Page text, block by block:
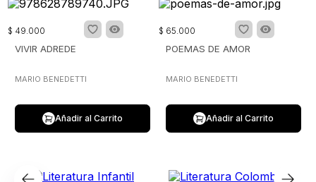
$ 49.000
VIVIR ADREDE
MARIO BENEDETTI
Añadir al Carrito
$ 65.000
POEMAS DE AMOR
MARIO BENEDETTI
Añadir al Carrito